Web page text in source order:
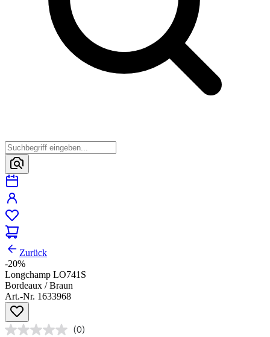
Zurück
-20%
Longchamp LO741S
Bordeaux / Braun
Art.-Nr. 1633968
(0)